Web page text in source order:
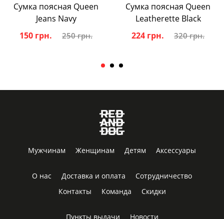
Сумка поясная Queen
Jeans Navy
150 грн.
250 грн.
Сумка поясная Queen
Leatherette Black
224 грн.
320 грн.
Мужчинам Женщинам Детям Аксессуары
О нас Доставка и оплата
Сотрудничество
Контакты
Команда Скидки
Пункты выдачи Новости